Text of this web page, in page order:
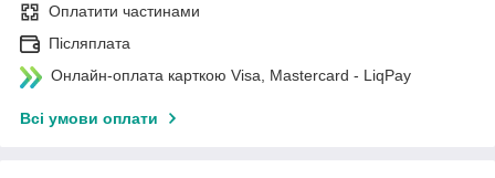
Оплатити частинами
Післяплата
Онлайн-оплата карткою Visa, Mastercard - LiqPay
Всі умови оплати